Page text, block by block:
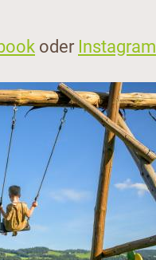
oder Instagram